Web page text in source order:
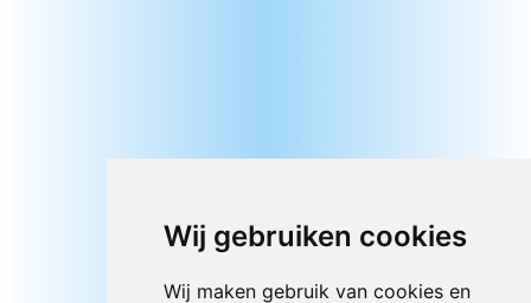
Wij gebruiken cookies
Wij maken gebruik van cookies en